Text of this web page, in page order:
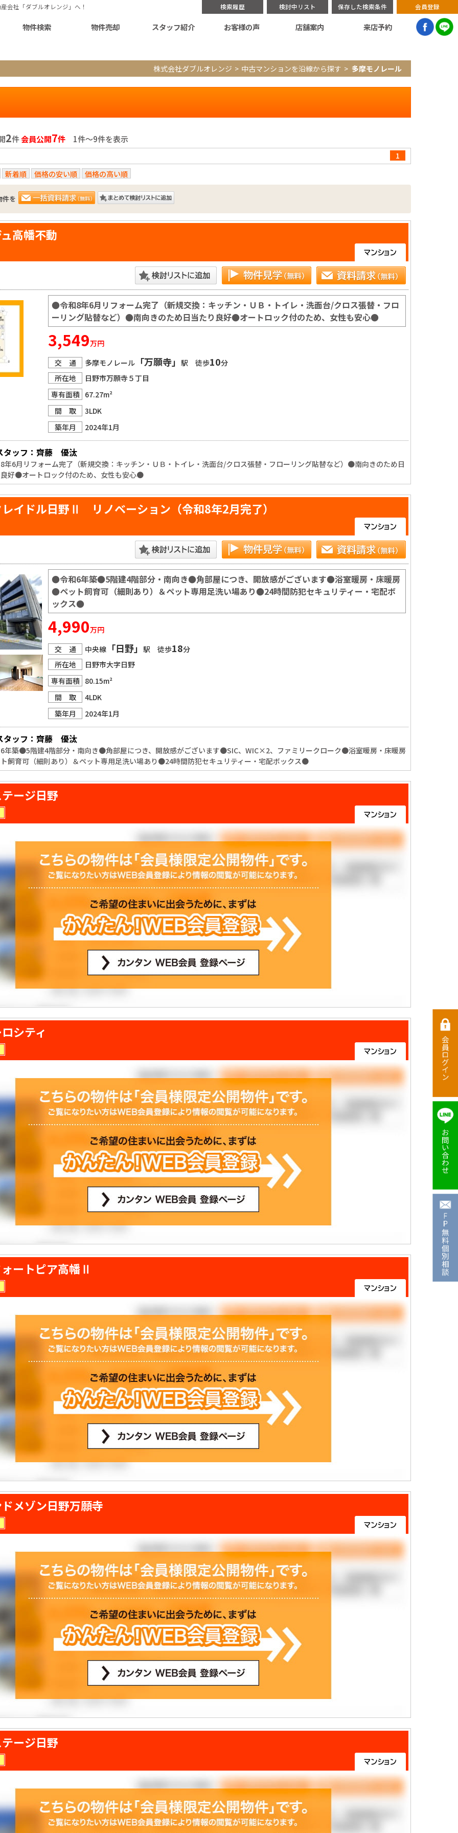
会社「ダブルオレンジ」へ！ 検索履歴 検討中リスト 保存した検索条件 会員登録
物件検索 物件売却 スタッフ紹介 お客様の声 店舗案内 来店予約
株式会社ダブルオレンジ 中古マンションを沿線から探す 多摩モノレール
2件会員公開7件 1件〜9件を表示
1
新着順
価格の安い順 価格の高い順
件を
高幡不動
●令和8年6月リフォーム完了（新規交換：キッチン・ＵＢ・トイレ・洗面台/クロス張替・フロ
ーリング貼替など）●南向きのため日当たり良好●オートロック付のため、女性も安心●
3,549万円
交 通
多摩モノレール 「万願寺」 駅 徒歩10分
所在地
日野市万願寺５丁目
専有面積 67.27m²
間 取
3LDK
築年月
2024年1月
タッフ：齊藤　優汰
6月リフォーム完了（新規交換：キッチン・ＵＢ・トイレ・洗面台/クロス張替・フローリング貼替など）●南向きのため日
好●オートロック付のため、女性も安心●
イドル日野Ⅱ リノベーション（令和8年2月完了）
●令和6年築●5階建4階部分・南向き●角部屋につき、開放感がございます●浴室暖房・床暖房
●ペット飼育可（細則あり）＆ペット専用足洗い場あり●24時間防犯セキュリティー・宅配ボ
ックス●
4,990万円
交 通
中央線 「日野」 駅 徒歩18分
所在地
日野市大字日野
専有面積 80.15m²
間 取
4LDK
築年月
2024年1月
タッフ：齊藤　優汰
年築●5階建4階部分・南向き●角部屋につき、開放感がございます●SIC、WIC×2、ファミリークローク●浴室暖房・床暖房
飼育可（細則あり）＆ペット専用足洗い場あり●24時間防犯セキュリティー・宅配ボックス●
ージ日野
シティ
ートピア高幡Ⅱ
メゾン日野万願寺
ージ日野